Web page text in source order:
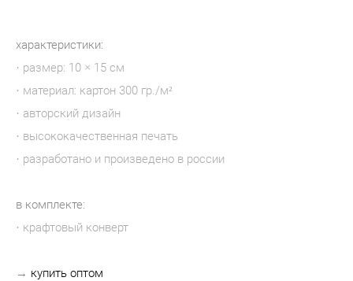
характеристики:
· размер: 10 × 15 см
· материал: картон 300 гр./м²
· авторский дизайн
· высококачественная печать
· разработано и произведено в россии
в комплекте:
· крафтовый конверт
→ купить оптом